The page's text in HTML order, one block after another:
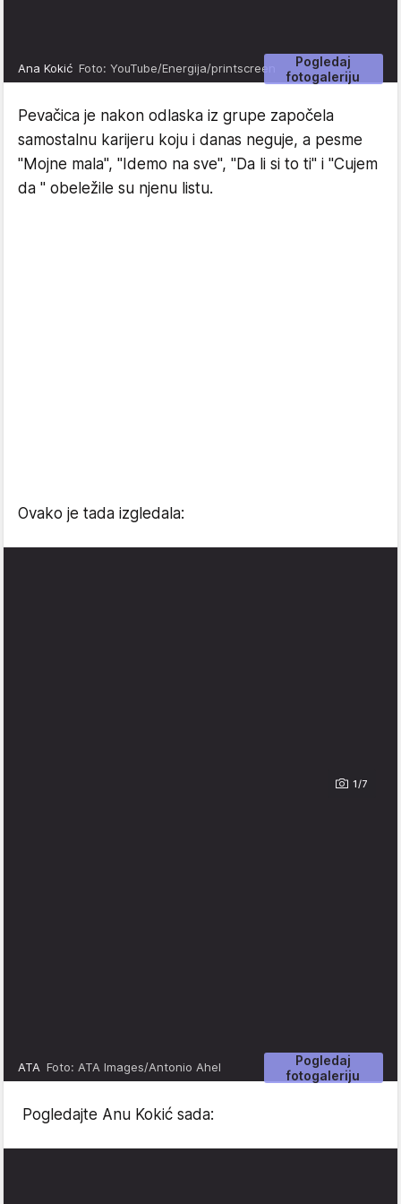
Pogledaj
fotogaleriju
Ana Kokić Foto: YouTube/Energija/printscreen
Pevačica je nakon odlaska iz grupe započela
samostalnu karijeru koju i danas neguje, a pesme
"Mojne mala", "Idemo na sve", "Da li si to ti" i "Cujem
da " obeležile su njenu listu.
Ovako je tada izgledala:
1/7
Pogledaj
fotogaleriju
ATA Foto: ATA Images/Antonio Ahel
Pogledajte Anu Kokić sada: